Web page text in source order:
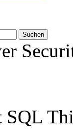
SQL